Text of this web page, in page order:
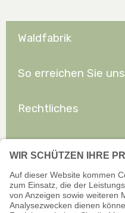
Waldfabrik
So erreichen Sie uns
Rechtliches